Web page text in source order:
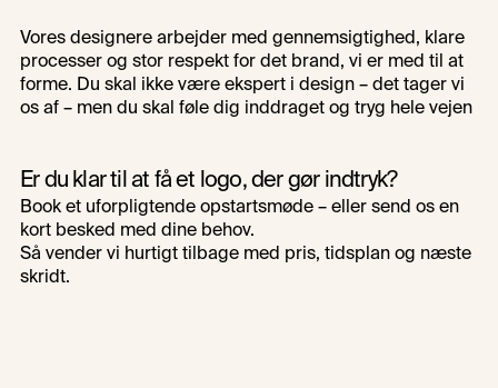
Vores designere arbejder med gennemsigtighed, klare
processer og stor respekt for det brand, vi er med til at
forme. Du skal ikke være ekspert i design – det tager vi
os af – men du skal føle dig inddraget og tryg hele vejen
Er du klar til at få et logo, der gør indtryk?
Book et uforpligtende opstartsmøde – eller send os en
kort besked med dine behov.
Så vender vi hurtigt tilbage med pris, tidsplan og næste
skridt.